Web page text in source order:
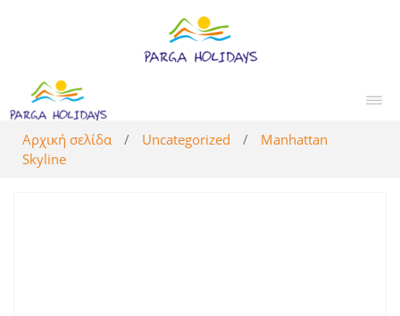
Αρχική σελίδα / Uncategorized /
Manhattan
Skyline